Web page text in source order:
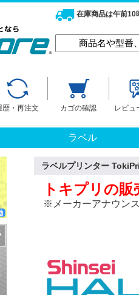
在庫商品は午前10
歴・再注文 カゴの確認 レビュ
ラベル
ラベルプリンター
トキプリの
※メーカーアナウン